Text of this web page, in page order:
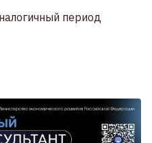
период